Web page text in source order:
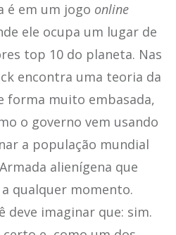
é em um jogo online
ele ocupa um lugar de
top 10 do planeta. Nas
encontra uma teoria da
forma muito embasada,
o governo vem usando
a população mundial
alienígena que
qualquer momento.
deve imaginar que: sim.